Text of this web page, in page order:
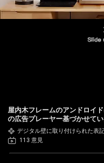
屋内木フレームのアンドロイ
の広告プレーヤー基づかせて
デジタル壁に取り付けられた表
113 意見